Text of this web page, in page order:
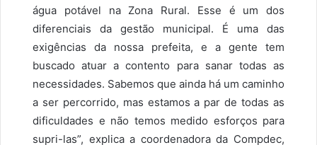
água potável na Zona Rural. Esse é um dos
diferenciais da gestão municipal. É uma das
exigências da nossa prefeita, e a gente tem
buscado atuar a contento para sanar todas as
necessidades. Sabemos que ainda há um caminho
a ser percorrido, mas estamos a par de todas as
dificuldades e não temos medido esforços para
supri-las”, explica a coordenadora da Compdec,